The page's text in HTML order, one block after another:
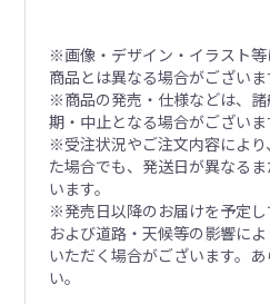
※画像・デザイン・イラスト
商品とは異なる場合がございま
※商品の発売・仕様などは、
期・中止となる場合がございま
※受注状況やご注文内容によ
た場合でも、発送日が異なる
います。
※発売日以降のお届けを予定
および道路・天候等の影響に
いただく場合がございます。
い。